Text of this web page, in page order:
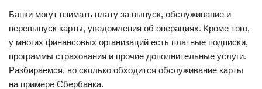
Банки могут взимать плату за выпуск, обслуживание и
перевыпуск карты, уведомления об операциях. Кроме того,
у многих финансовых организаций есть платные подписки,
программы страхования и прочие дополнительные услуги.
Разбираемся, во сколько обходится обслуживание карты
на примере Сбербанка.